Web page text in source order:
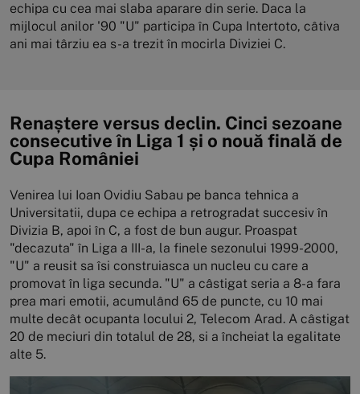
echipa cu cea mai slaba aparare din serie. Daca la
mijlocul anilor '90 "U" participa în Cupa Intertoto, câtiva
ani mai târziu ea s-a trezit în mocirla Diviziei C.
Renaștere versus declin. Cinci sezoane
consecutive în Liga 1 și o nouă finală de
Cupa României
Venirea lui Ioan Ovidiu Sabau pe banca tehnica a
Universitatii, dupa ce echipa a retrogradat succesiv în
Divizia B, apoi în C, a fost de bun augur. Proaspat
"decazuta" în Liga a III-a, la finele sezonului 1999-2000,
"U" a reusit sa îsi construiasca un nucleu cu care a
promovat în liga secunda. "U" a câstigat seria a 8-a fara
prea mari emotii, acumulând 65 de puncte, cu 10 mai
multe decât ocupanta locului 2, Telecom Arad. A câstigat
20 de meciuri din totalul de 28, si a încheiat la egalitate
alte 5.